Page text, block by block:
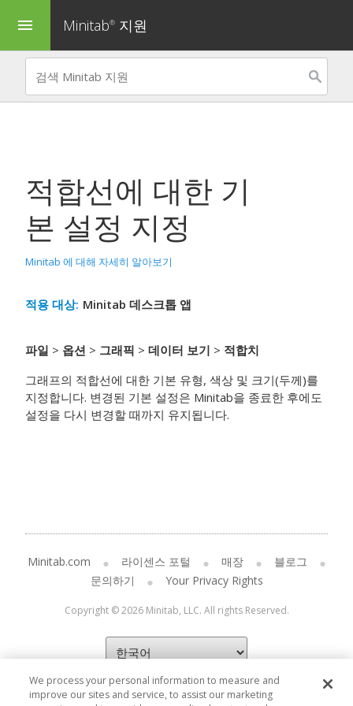
menu Minitab® 지원
적합선에 대한 기
본 설정 지정
Minitab 에 대해 자세히 알아보기
적용 대상: Minitab 데스크톱 앱
파일 > 옵션 > 그래픽 > 데이터 보기 > 적합치
그래프의 적합선에 대한 기본 유형, 색상 및 크기(두께)를
지정합니다. 변경된 기본 설정은 Minitab을 종료한 후에도
설정을 다시 변경할 때까지 유지됩니다.
Minitab.com 라이센스 포털 매장
블로그
문의하기
Your Privacy Rights
Copyright © 2026 Minitab, LLC. All rights Reserved.
We process your personal information to measure and
improve our sites and service, to assist our marketing